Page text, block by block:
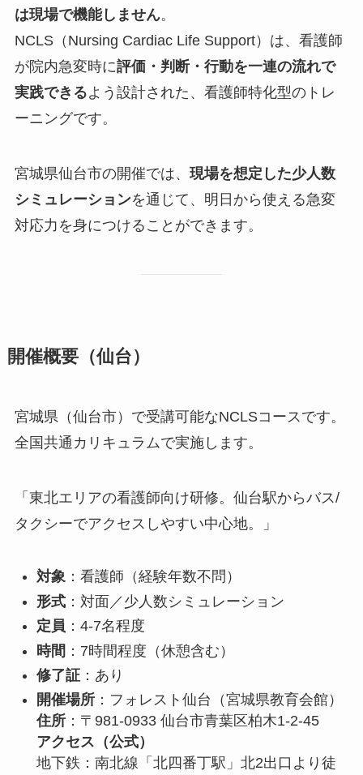
は現場で機能しません。
NCLS（Nursing Cardiac Life Support）は、看護師
が院内急変時に評価・判断・行動を一連の流れで
実践できるよう設計された、看護師特化型のトレ
ーニングです。
宮城県仙台市の開催では、 現場を想定した少人数
シミュレーションを通じて、明日から使える急変
対応力を身につけることができます。
開催概要（仙台）
宮城県（仙台市）で受講可能なNCLSコースです。
全国共通カリキュラムで実施します。
「東北エリアの看護師向け研修。仙台駅からバス/
タクシーでアクセスしやすい中心地。」
対象：看護師（経験年数不問）
形式：対面／少人数シミュレーション
定員 ：4-7名程度
時間 ：7時間程度（休憩含む）
修了証：あり
開催場所：フォレスト仙台（宮城県教育会館）
住所：〒981-0933 仙台市青葉区柏木1-2-45
アクセス（公式）
地下鉄：南北線「北四番丁駅」北2出口より徒